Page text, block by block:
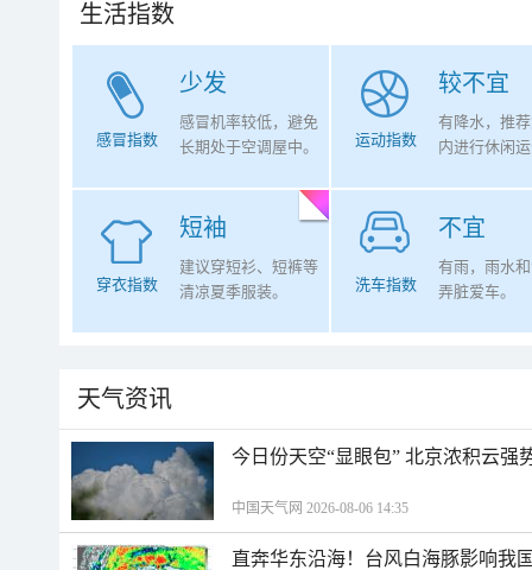
生活指数
少发
感冒指数
感冒机率较低，避免
长期处于空调屋中。
较不宜
运动指数
有降水，推
内进行休闲
短袖
穿衣指数
建议穿短衫、短裤等
清凉夏季服装。
不宜
洗车指数
有雨，雨水
弄脏爱车。
天气资讯
今日份天空“显眼包” 北京浓积云强
中国天气网 2026-08-06 14:35
直奔华东沿海！台风白海豚影响我